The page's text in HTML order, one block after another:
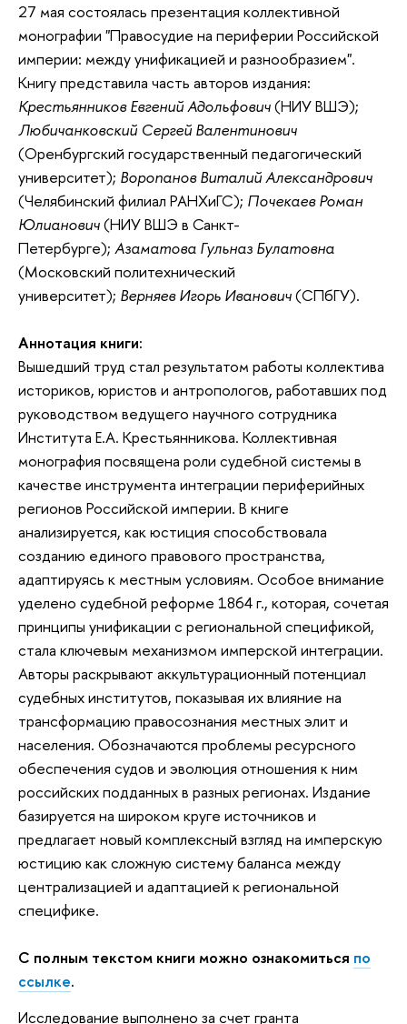
27 мая состоялась презентация коллективной
монографии "Правосудие на периферии Российской
империи: между унификацией и разнообразием".
Книгу представила часть авторов издания:
Крестьянников Евгений Адольфович(НИУ ВШЭ);
Любичанковский Сергей Валентинович
(Оренбургский государственный педагогический
университет); Воропанов Виталий Александрович
(Челябинский филиал РАНХиГС); Почекаев Роман
Юлианович(НИУ ВШЭ в Санкт-
Петербурге); Азаматова Гульназ Булатовна
(Московский политехнический
университет); Верняев Игорь Иванович(СПбГУ).
Аннотация книги:
Вышедший труд стал результатом работы коллектива
историков, юристов и антропологов, работавших под
руководством ведущего научного сотрудника
Института Е.А. Крестьянникова. Коллективная
монография посвящена роли судебной системы в
качестве инструмента интеграции периферийных
регионов Российской империи. В книге
анализируется, как юстиция способствовала
созданию единого правового пространства,
адаптируясь к местным условиям. Особое внимание
уделено судебной реформе 1864 г., которая, сочетая
принципы унификации с региональной спецификой,
стала ключевым механизмом имперской интеграции.
Авторы раскрывают аккультурационный потенциал
судебных институтов, показывая их влияние на
трансформацию правосознания местных элит и
населения. Обозначаются проблемы ресурсного
обеспечения судов и эволюция отношения к ним
российских подданных в разных регионах. Издание
базируется на широком круге источников и
предлагает новый комплексный взгляд на имперскую
юстицию как сложную систему баланса между
централизацией и адаптацией к региональной
специфике.
С полным текстом книги можно ознакомиться по
ссылке.
Исследование выполнено за счет гранта